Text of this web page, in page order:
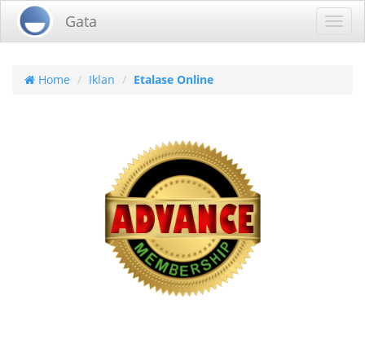
Gata
Home Iklan Etalase Online